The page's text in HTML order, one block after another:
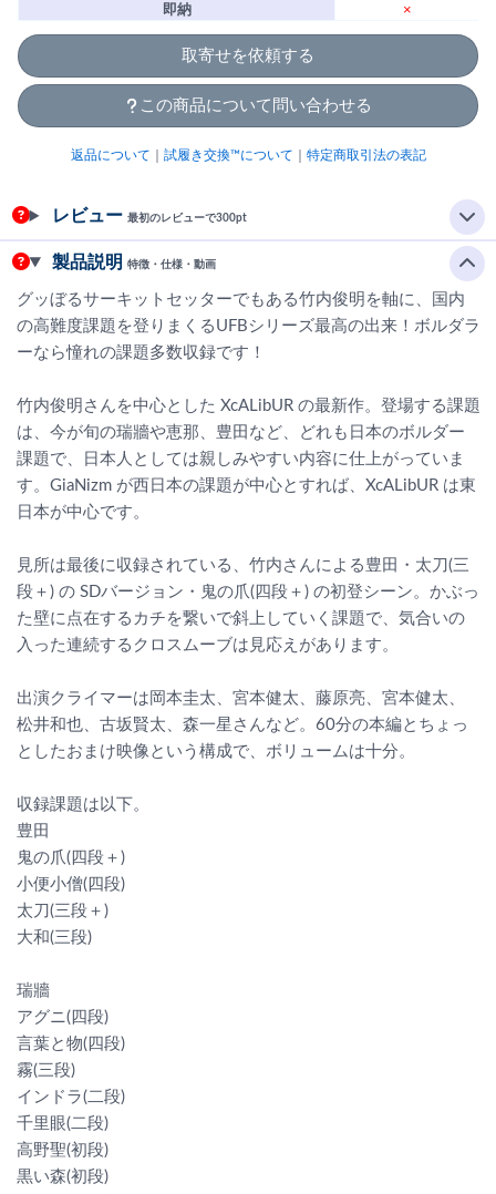
即納 ×
取寄せを依頼する
この商品について問い合わせる
返品について 試履き交換™について 特定商取引法の表記
レビュー 最初のレビューで300pt
製品説明 特徴・仕様・動画
グッぼるサーキットセッターでもある竹内俊明を軸に、国内
の高難度課題を登りまくるUFBシリーズ最高の出来！ボルダラ
ーなら憧れの課題多数収録です！
竹内俊明さんを中心とした XcALibUR の最新作。登場する課題
は、今が旬の瑞牆や恵那、豊田など、どれも日本のボルダー
課題で、日本人としては親しみやすい内容に仕上がっていま
す。GiaNizm が西日本の課題が中心とすれば、XcALibUR は東
日本が中心です。
見所は最後に収録されている、竹内さんによる豊田・太刀(三
段＋) の SDバージョン・鬼の爪(四段＋) の初登シーン。かぶっ
た壁に点在するカチを繋いで斜上していく課題で、気合いの
入った連続するクロスムーブは見応えがあります。
出演クライマーは岡本圭太、宮本健太、藤原亮、宮本健太、
松井和也、古坂賢太、森一星さんなど。60分の本編とちょっ
としたおまけ映像という構成で、ボリュームは十分。
収録課題は以下。
豊田
鬼の爪(四段＋)
小便小僧(四段)
太刀(三段＋)
大和(三段)
瑞牆
アグニ(四段)
言葉と物(四段)
霧(三段)
インドラ(二段)
千里眼(二段)
高野聖(初段)
黒い森(初段)